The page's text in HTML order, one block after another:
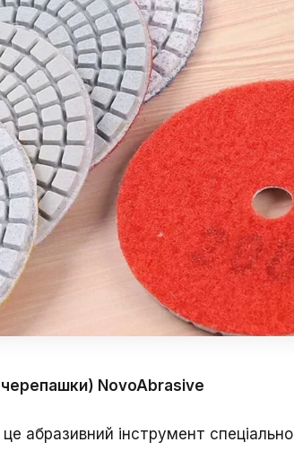
(черепашки) NovoAbrasive
абразивний інструмент